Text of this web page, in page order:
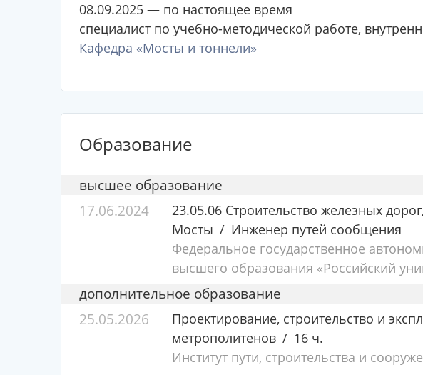
08.09.2025 — по настоящее время
специалист по учебно-методической работе,
Кафедра «Мосты и тоннели»
Образование
высшее образование
17.06.2024
23.05.06 Строительство железных
Мосты
Инженер путей сообщения
Федеральное государственное
высшего образования «Российский
дополнительное образование
25.05.2026
Проектирование, строительство и
метрополитенов
16 ч.
Институт пути, строительства и